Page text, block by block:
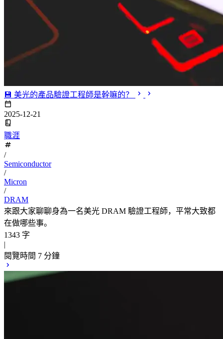
💾 美光的產品驗證工程師是幹嘛的？
2025-12-21
職涯
/
Semiconductor
/
Micron
/
DRAM
來跟大家聊聊身為一名美光 DRAM 驗證工程師，平常大致都
在做哪些事。
1343 字
|
閱覽時間 7 分鐘